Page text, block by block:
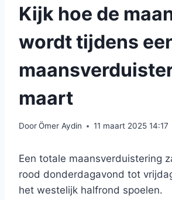
Kijk hoe de
wordt tijdens
maart
DoorÖmer Aydin 11 maart 2025 14:17
Een totale maansverduistering
rood donderdagavond tot
het westelijk halfrond spoelen.